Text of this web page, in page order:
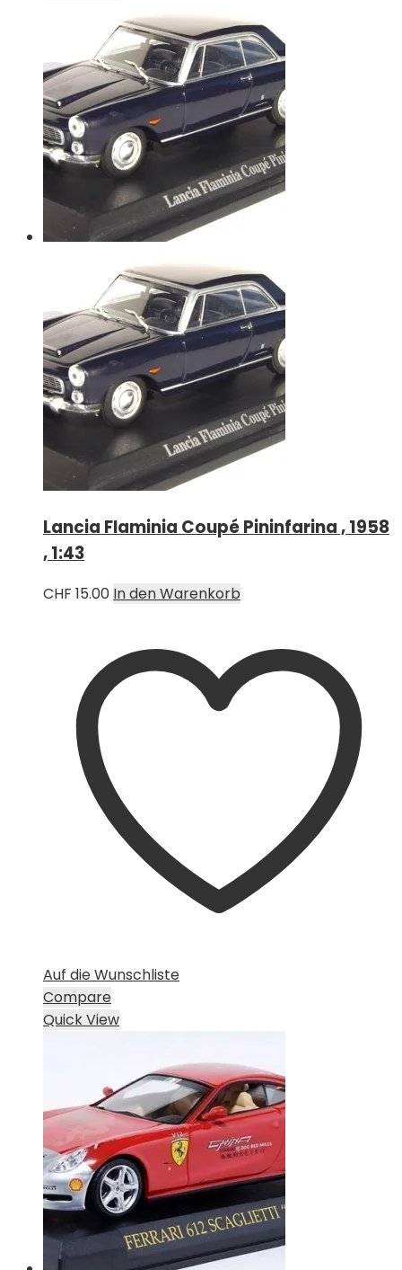
Lancia Flaminia Coupé Pininfarina , 1958
, 1:43
CHF 15.00 In den Warenkorb
Auf die Wunschliste
Compare
Quick View